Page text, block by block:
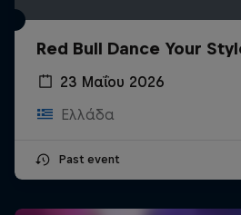
Red Bull Dance Your
23 Μαΐου 2026
Ελλάδα
Past event